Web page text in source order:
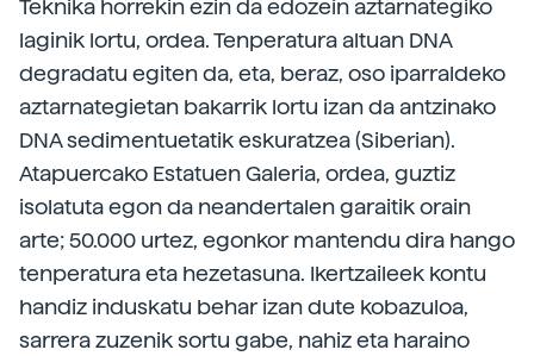
Teknika horrekin ezin da edozein aztarnategiko
laginik lortu, ordea. Tenperatura altuan DNA
degradatu egiten da, eta, beraz, oso iparraldeko
aztarnategietan bakarrik lortu izan da antzinako
DNA sedimentuetatik eskuratzea (Siberian).
Atapuercako Estatuen Galeria, ordea, guztiz
isolatuta egon da neandertalen garaitik orain
arte; 50.000 urtez, egonkor mantendu dira hango
tenperatura eta hezetasuna. Ikertzaileek kontu
handiz induskatu behar izan dute kobazuloa,
sarrera zuzenik sortu gabe, nahiz eta haraino